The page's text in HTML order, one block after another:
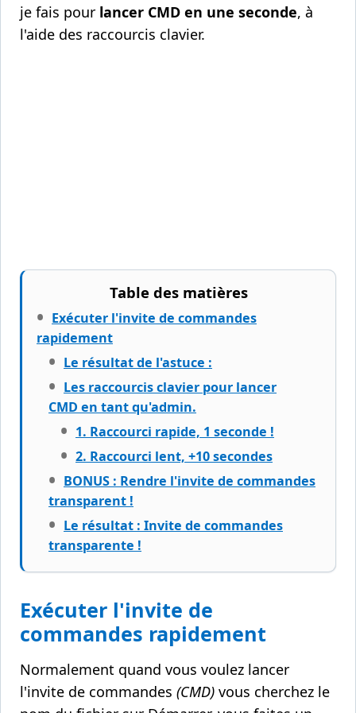
je fais pour lancer CMD en une seconde, à
l'aide des raccourcis clavier.
Table des matières
Exécuter l'invite de commandes
rapidement
Le résultat de l'astuce :
Les raccourcis clavier pour lancer
CMD en tant qu'admin.
1. Raccourci rapide, 1 seconde !
2. Raccourci lent, +10 secondes
BONUS : Rendre l'invite de commandes
transparent !
Le résultat : Invite de commandes
transparente !
Exécuter l'invite de
commandes rapidement
Normalement quand vous voulez lancer
l'invite de commandes (CMD) vous cherchez le